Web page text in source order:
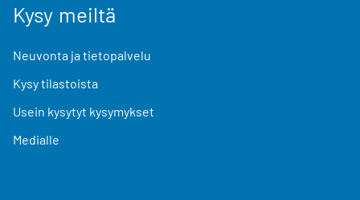
Kysy meiltä
Neuvonta ja tietopalvelu
Kysy tilastoista
Usein kysytyt kysymykset
Medialle